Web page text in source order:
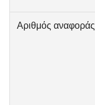
Αριθμός αναφοράς